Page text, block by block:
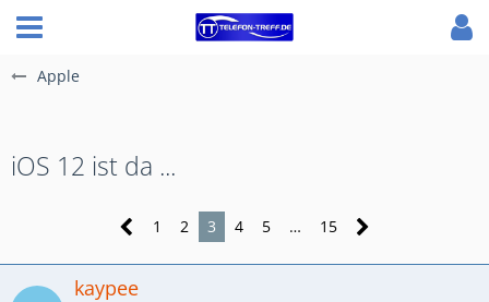
Apple
iOS 12 ist da ...
1 2 3 4 5 … 15
kaypee